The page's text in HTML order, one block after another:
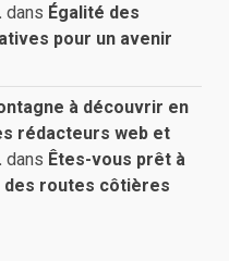
dans Égalité des
pour un avenir
à découvrir en
rédacteurs web et
dans Êtes-vous prêt à
routes côtières